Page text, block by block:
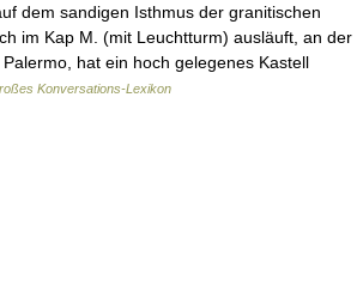
dem sandigen Isthmus der granitischen
im Kap M. (mit Leuchtturm) ausläuft, an der
hat ein hoch gelegenes Kastell
Konversations-Lexikon